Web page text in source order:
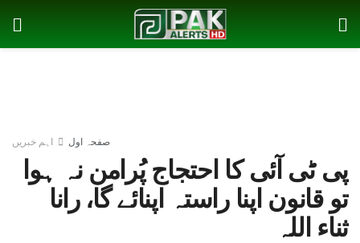
صفحہ اول اہم خبریں
پی ٹی آئی کا احتجاج پُرامن نہ ہوا
تو قانون اپنا راستہ اپنائے گا، رانا
ثناء اللہ